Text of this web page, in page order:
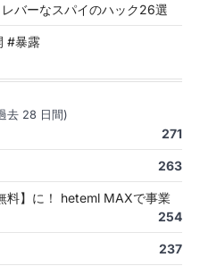
バーなスパイのハック26選
#暴露
去 28 日間)
271
263
料】に！ heteml MAXで事業
254
237